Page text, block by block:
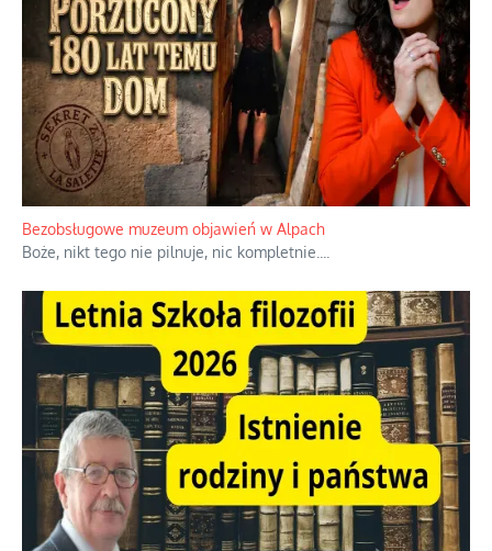
Bezobsługowe muzeum objawień w Alpach
Boże, nikt tego nie pilnuje, nic kompletnie.